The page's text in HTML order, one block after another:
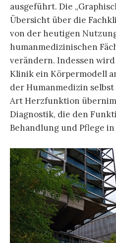
ausgeführt. Die
Übersicht über die
von der heutigen
humanmedizinischen
verändern. Indessen
Klinik ein Körpermodell
der Humanmedizin
Art Herzfunktion
Diagnostik, die den
Behandlung und Pflege in